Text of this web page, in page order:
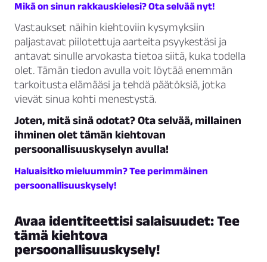
Mikä on sinun rakkauskielesi? Ota selvää nyt!
Vastaukset näihin kiehtoviin kysymyksiin
paljastavat piilotettuja aarteita psyykestäsi ja
antavat sinulle arvokasta tietoa siitä, kuka todella
olet. Tämän tiedon avulla voit löytää enemmän
tarkoitusta elämääsi ja tehdä päätöksiä, jotka
vievät sinua kohti menestystä.
Joten, mitä sinä odotat? Ota selvää, millainen
ihminen olet tämän kiehtovan
persoonallisuuskyselyn avulla!
Haluaisitko mieluummin? Tee perimmäinen
persoonallisuuskysely!
Avaa identiteettisi salaisuudet: Tee
tämä kiehtova
persoonallisuuskysely!